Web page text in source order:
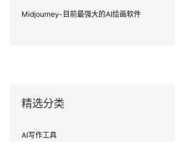
Midjourney-目前最强大的AI绘画软件
精选分类
AI写作工具